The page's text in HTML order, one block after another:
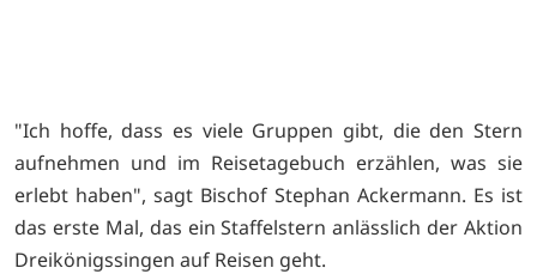
"Ich hoffe, dass es viele Gruppen gibt, die den Stern
aufnehmen und im Reisetagebuch erzählen, was sie
erlebt haben", sagt Bischof Stephan Ackermann. Es ist
das erste Mal, das ein Staffelstern anlässlich der Aktion
Dreikönigssingen auf Reisen geht.